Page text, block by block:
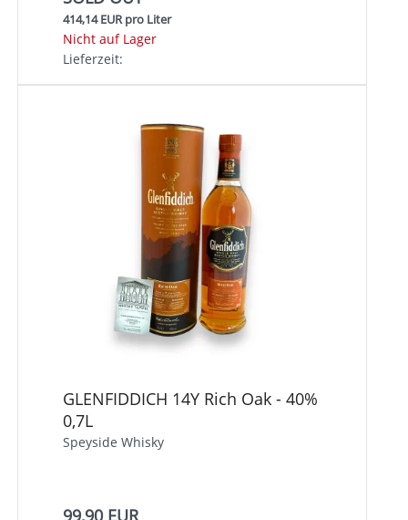
414,14 EUR pro Liter
Nicht auf Lager
Lieferzeit:
GLENFIDDICH 14Y Rich Oak - 40%
0,7L
Speyside Whisky
99,90 EUR